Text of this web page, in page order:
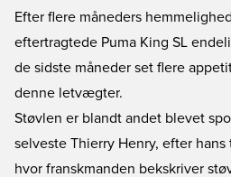
Efter flere måneders
eftertragtede Puma King SL
de sidste måneder set flere
denne letvægter.
Støvlen er blandt andet blevet
selveste Thierry Henry, efter
hvor franskmanden bekskriver